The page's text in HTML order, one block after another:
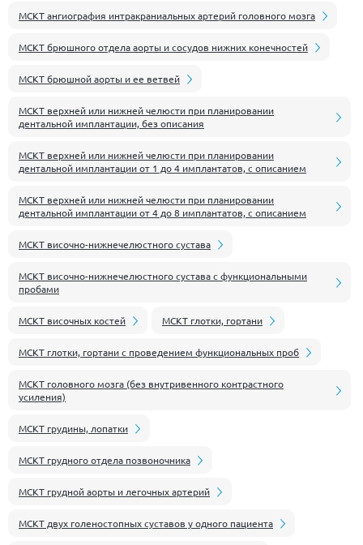
МСКТ ангиография интракраниальных артерий головного мозга
МСКТ брюшного отдела аорты и сосудов нижних конечностей
МСКТ брюшной аорты и ее ветвей
МСКТ верхней или нижней челюсти при планировании
дентальной имплантации, без описания
МСКТ верхней или нижней челюсти при планировании
дентальной имплантации от 1 до 4 имплантатов, с описанием
МСКТ верхней или нижней челюсти при планировании
дентальной имплантации от 4 до 8 имплантатов, с описанием
МСКТ височно-нижнечелюстного сустава
МСКТ височно-нижнечелюстного сустава с функциональными
пробами
МСКТ височных костей МСКТ глотки, гортани
МСКТ глотки, гортани с проведением функциональных проб
МСКТ головного мозга (без внутривенного контрастного
усиления)
МСКТ грудины, лопатки
МСКТ грудного отдела позвоночника
МСКТ грудной аорты и легочных артерий
МСКТ двух голеностопных суставов у одного пациента